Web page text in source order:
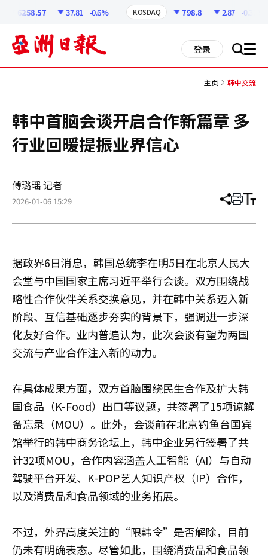
6258.57 37.81 -0.6% KOSDAQ 798.8 2.87 -0.36%
登录 搜 all
主页 韩中交流
韩中首脑会谈开启合作新篇章 多
行业回暖提振业界信心
傅璐瑶 记者
2026-01-06 15:29 分
章
打 调
小
据政界6日消息，韩国总统李在明5日在北京人民大
会堂与中国国家主席习近平举行会谈。双方围绕战
略性合作伙伴关系交换意见，并在韩中关系迈入新
阶段、互信基础逐步夯实的背景下，强调进一步深
化友好合作。业内普遍认为，此次会谈有望为两国
交流与产业合作注入新的动力。
在具体成果方面，双方首脑围绕民生合作及扩大韩
国食品（K-Food）出口等议题，共签署了15项谅解
备忘录（MOU）。此外，会谈前在北京钓鱼台国宾
馆举行的韩中商务论坛上，韩中企业另行签署了共
计32项MOU，合作内容涵盖人工智能（AI）与自动
驾驶平台开发、K-POP艺人知识产权（IP）合作，
以及消费品和食品领域的业务拓展。
不过，外界高度关注的“限韩令”是否解除，目前
仍未有明确表态。尽管如此，围绕消费品和食品领